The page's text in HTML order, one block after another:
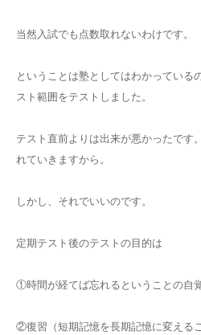
当然入試でも点数取れないわけです。
ということは塾としてはわかっている
スト範囲をテストしました。
テスト直前よりは出来が悪かったです
れていきますから。
しかし、それでいいのです。
定期テスト後のテストの目的は
①時間が経てば忘れるということの自
②復習（短期記憶を長期記憶に変えるこ